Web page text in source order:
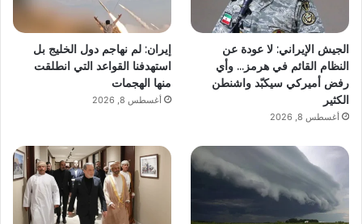
الجيش الإيراني: لا عودة عن
النظام القائم في هرمز… وأي
رفض أميركي سيكبّد واشنطن
الكثير
أغسطس 8, 2026
إيران: لم نهاجم دول الخليج بل
استهدفنا القواعد التي انطلقت
منها الهجمات
أغسطس 8, 2026